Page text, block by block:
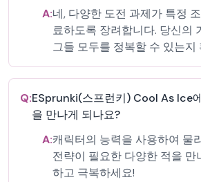
A:네, 다양한 도전 과제가 특정
료하도록 장려합니다. 당신의
그들 모두를 정복할 수 있는지
Q:ESprunki(스프런키) Cool As Ice
을 만나게 되나요?
A:캐릭터의 능력을 사용하여 물
전략이 필요한 다양한 적을 만
하고 극복하세요!